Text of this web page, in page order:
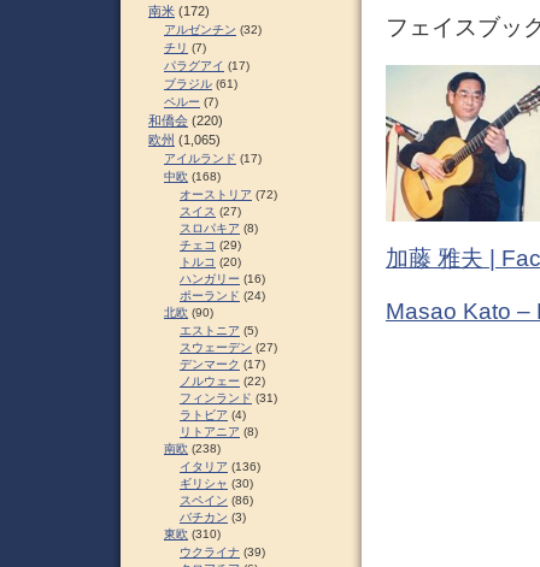
フェイスブッ
加藤 雅夫 |
Masao Kato –
南米 (172)
アルゼンチン (32)
チリ (7)
パラグアイ (17)
ブラジル (61)
ペルー (7)
和僑会 (220)
欧州 (1,065)
アイルランド (17)
中欧 (168)
オーストリア (72)
スイス (27)
スロパキア (8)
チェコ (29)
トルコ (20)
ハンガリー (16)
ポーランド (24)
北欧 (90)
エストニア (5)
スウェーデン (27)
デンマーク (17)
ノルウェー (22)
フィンランド (31)
ラトビア (4)
リトアニア (8)
南欧 (238)
イタリア (136)
ギリシャ (30)
スペイン (86)
バチカン (3)
東欧 (310)
ウクライナ (39)